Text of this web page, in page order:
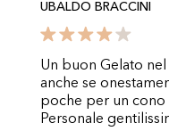
UBALDO BRACCINI
Un buon Gelato
anche se
poche per un cono
Personale